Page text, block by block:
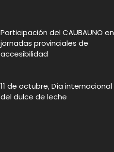
Participación del CAUBAUNO en
jornadas provinciales de
accesibilidad
11 de octubre, Día internacional
del dulce de leche